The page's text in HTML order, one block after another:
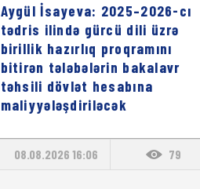
Aygül İsayeva: 2025–2026-cı
tədris ilində gürcü dili üzrə
birillik hazırlıq proqramını
bitirən tələbələrin bakalavr
təhsili dövlət hesabına
maliyyələşdiriləcək
08.08.2026 16:06 79